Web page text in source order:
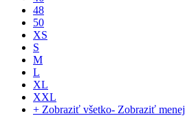
48
50
XS
S
M
L
XL
XXL
+ Zobraziť všetko- Zobraziť menej